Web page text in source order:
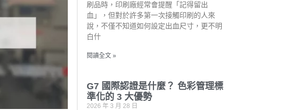
刷品時，印刷廠經常會提醒「記得留出
血」，但對於許多第一次接觸印刷的人來
說，不僅不知道如何設定出血尺寸，更不明
白什
閱讀全文 »
G7 國際認證是什麼？ 色彩管理標
準化的 3 大優勢
2026 年 3 月 28 日